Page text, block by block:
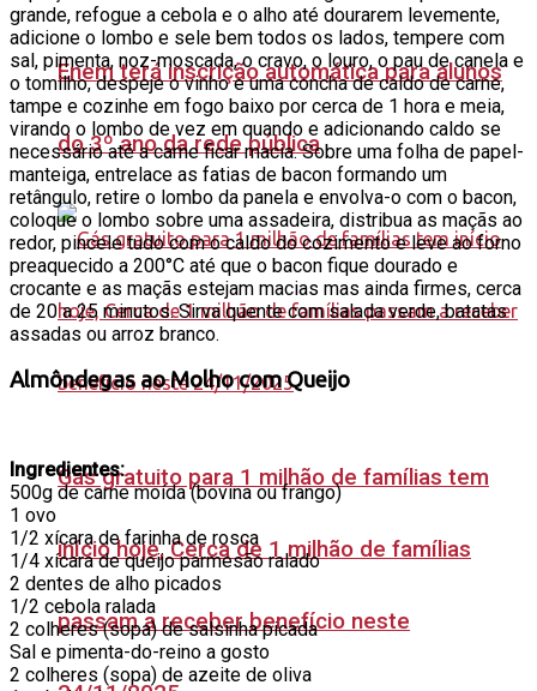
Enem terá inscrição automática para alunos
do 3º ano da rede pública
Gás gratuito para 1 milhão de famílias tem
início hoje, Cerca de 1 milhão de famílias
passam a receber benefício neste
grande, refogue a cebola e o alho até dourarem levemente,
adicione o lombo e sele bem todos os lados, tempere com
sal, pimenta, noz-moscada, o cravo, o louro, o pau de canela e
o tomilho, despeje o vinho e uma concha de caldo de carne,
tampe e cozinhe em fogo baixo por cerca de 1 hora e meia,
virando o lombo de vez em quando e adicionando caldo se
necessário até a carne ficar macia. Sobre uma folha de papel-
manteiga, entrelace as fatias de bacon formando um
retângulo, retire o lombo da panela e envolva-o com o bacon,
coloque o lombo sobre uma assadeira, distribua as maçãs ao
redor, pincele tudo com o caldo do cozimento e leve ao forno
preaquecido a 200°C até que o bacon fique dourado e
crocante e as maçãs estejam macias mas ainda firmes, cerca
de 20 a 25 minutos. Sirva quente com salada verde, batatas
assadas ou arroz branco.
Almôndegas ao Molho com Queijo
Ingredientes:
500g de carne moída (bovina ou frango)
1 ovo
1/2 xícara de farinha de rosca
1/4 xícara de queijo parmesão ralado
2 dentes de alho picados
1/2 cebola ralada
2 colheres (sopa) de salsinha picada
Sal e pimenta-do-reino a gosto
2 colheres (sopa) de azeite de oliva